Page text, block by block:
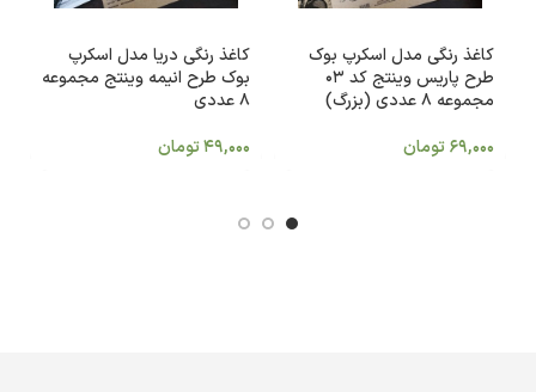
کاغذ رنگی مدل اسکرپ بوک
طرح پاریس وینتج کد 03
مجموعه 8 عددی (بزرگ)
69,000تومان
کاغذ رنگی دریا مدل اسکرپ
بوک طرح انیمه وینتج مجموعه
8 عددی
49,000تومان